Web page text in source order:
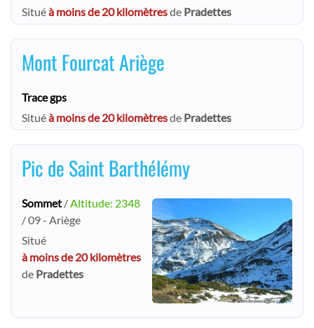
Situéà moins de 20 kilomètresde Pradettes
Mont Fourcat Ariège
Trace gps
Situéà moins de 20 kilomètresde Pradettes
Pic de Saint Barthélémy
Sommet /Altitude: 2348
/ 09 - Ariège
Situé
à moins de 20 kilomètres
de Pradettes